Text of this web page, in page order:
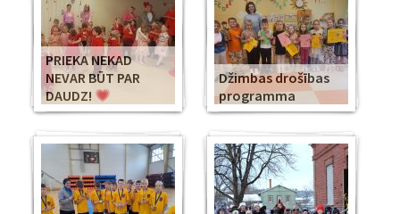
PRIEKA NEKAD
NEVAR BŪT PAR
DAUDZ!
Džimbas drošības
programma